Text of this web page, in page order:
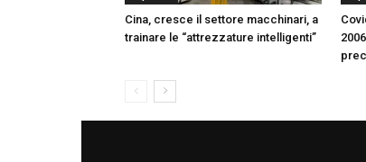
Cina, cresce il settore macchinari, a
trainare le “attrezzature intelligenti”